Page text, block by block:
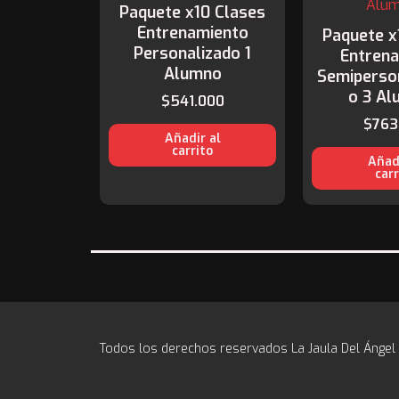
Paquete x10 Clases
Entrenamiento
Personalizado 1
Alumno
$541.000
Añadir al
carrito
Paquete
o 3
$
Todos los derechos reservados La Jaula Del